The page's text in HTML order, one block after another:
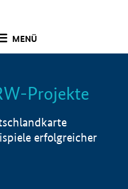
MENÜ
Info
Projekte
erfolgreicher